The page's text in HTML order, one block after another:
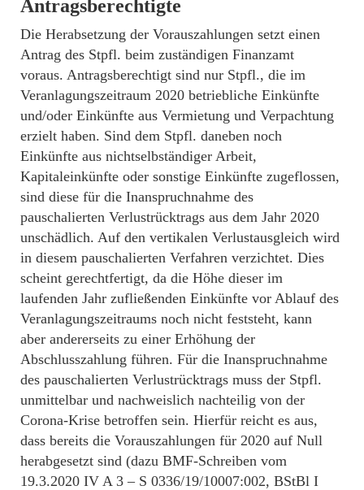
Antragsberechtigte
Die Herabsetzung der Vorauszahlungen setzt einen
Antrag des Stpfl. beim zuständigen Finanzamt
voraus. Antragsberechtigt sind nur Stpfl., die im
Veranlagungszeitraum 2020 betriebliche Einkünfte
und/oder Einkünfte aus Vermietung und Verpachtung
erzielt haben. Sind dem Stpfl. daneben noch
Einkünfte aus nichtselbständiger Arbeit,
Kapitaleinkünfte oder sonstige Einkünfte zugeflossen,
sind diese für die Inanspruchnahme des
pauschalierten Verlustrücktrags aus dem Jahr 2020
unschädlich. Auf den vertikalen Verlustausgleich wird
in diesem pauschalierten Verfahren verzichtet. Dies
scheint gerechtfertigt, da die Höhe dieser im
laufenden Jahr zufließenden Einkünfte vor Ablauf des
Veranlagungszeitraums noch nicht feststeht, kann
aber andererseits zu einer Erhöhung der
Abschlusszahlung führen. Für die Inanspruchnahme
des pauschalierten Verlustrücktrags muss der Stpfl.
unmittelbar und nachweislich nachteilig von der
Corona-Krise betroffen sein. Hierfür reicht es aus,
dass bereits die Vorauszahlungen für 2020 auf Null
herabgesetzt sind (dazu BMF-Schreiben vom
19.3.2020 IV A 3 – S 0336/19/10007:002, BStBl I